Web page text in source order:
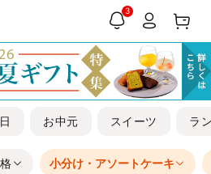
3
お中元 スイーツ ラ
小分け・アソートケーキ